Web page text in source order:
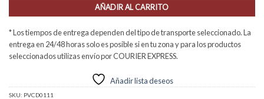
AÑADIR AL CARRITO
* Los tiempos de entrega dependen del tipo de transporte seleccionado. La
entrega en 24/48 horas solo es posible si en tu zona y para los productos
seleccionados utilizas envío por COURIER EXPRESS.
Añadir lista deseos
SKU: PVCD0111